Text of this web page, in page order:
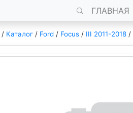
ГЛАВНАЯ
/ Каталог / Ford / Focus / III 2011-2018 /